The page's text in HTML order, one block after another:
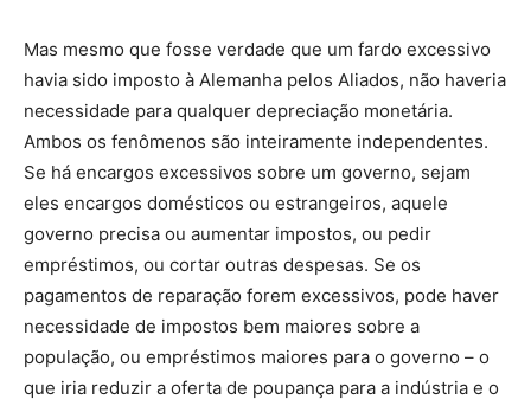
Mas mesmo que fosse verdade que um fardo excessivo
havia sido imposto à Alemanha pelos Aliados, não haveria
necessidade para qualquer depreciação monetária.
Ambos os fenômenos são inteiramente independentes.
Se há encargos excessivos sobre um governo, sejam
eles encargos domésticos ou estrangeiros, aquele
governo precisa ou aumentar impostos, ou pedir
empréstimos, ou cortar outras despesas. Se os
pagamentos de reparação forem excessivos, pode haver
necessidade de impostos bem maiores sobre a
população, ou empréstimos maiores para o governo – o
que iria reduzir a oferta de poupança para a indústria e o